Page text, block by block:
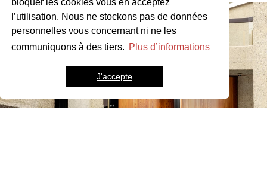
bloquer les cookies vous en acceptez
l’utilisation. Nous ne stockons pas de données
personnelles vous concernant ni ne les
communiquons à des tiers. Plus d’informations
J'accepte